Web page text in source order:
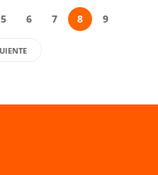
5 6 7 8 9